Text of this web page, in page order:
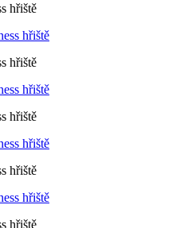
hřiště
hřiště
hřiště
hřiště
hřiště